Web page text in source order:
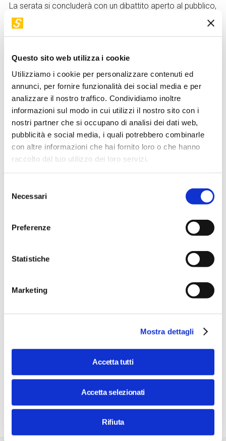
Questo sito web utilizza i cookie
Utilizziamo i cookie per personalizzare contenuti ed
annunci, per fornire funzionalità dei social media e per
analizzare il nostro traffico. Condividiamo inoltre
informazioni sul modo in cui utilizzi il nostro sito con i
nostri partner che si occupano di analisi dei dati web,
pubblicità e social media, i quali potrebbero combinarle
con altre informazioni che hai fornito loro o che hanno
raccolto dal tuo utilizzo dei loro servizi.
delNecessari
Preferenze
Statistiche
Marketing
Mostra dettagli
Accetta tutti
Accetta selezionati
Rifiuta
La serata si concluderà con un dibattito aperto al pubblico,
invitato a partecipare con domande e riflessioni per
ampliare la discussione.